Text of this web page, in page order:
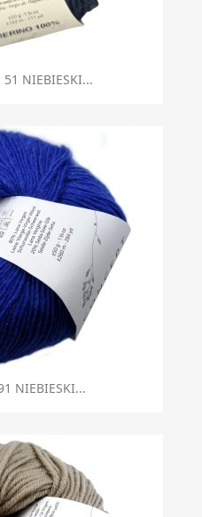
NIEBIESKI...
NIEBIESKI...